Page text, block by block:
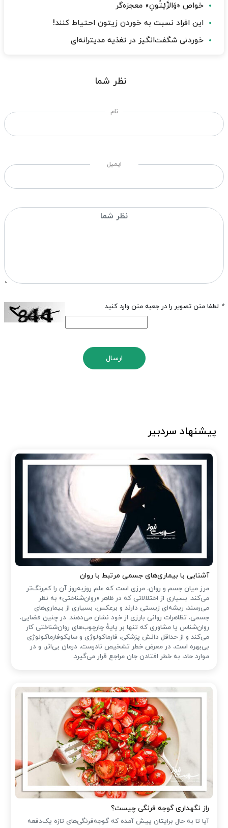
خواص «وَالزَّیْتُونِ» معجزه‌گر
این افراد نسبت به خوردن زیتون احتیاط کنند!
خوردنی شگفت‌انگیز در تغذیه مدیترانه‌ای
نظر شما
نام
ایمیل
* لطفا متن تصویر را در جعبه متن وارد کنید
ارسال
پیشنهاد سردبیر
آشنایی با بیماری‌های جسمی مرتبط با روان
مرز میان جسم و روان، مرزی است که علم روزبه‌روز آن را کم‌رنگ‌تر
می‌کند. بسیاری از اختلالاتی که در ظاهر «روان‌شناختی» به نظر
می‌رسند، ریشه‌ای زیستی دارند و برعکس، بسیاری از بیماری‌های
جسمی، تظاهرات روانی بارزی از خود نشان می‌دهند. در چنین فضایی،
روان‌شناس یا مشاوری که تنها بر پایهٔ چارچوب‌های روان‌شناختی کار
می‌کند و از حداقل دانش پزشکی، فارماکولوژی و سایکوفارماکولوژی
بی‌بهره است، در معرض خطر تشخیص نادرست، درمان بی‌اثر، و در
موارد حاد، به خطر افتادن جان مراجع قرار می‌گیرد.
راز نگهداری گوجه فرنگی چیست؟
آیا تا به حال برایتان پیش آمده که گوجه‌فرنگی‌های تازه یک‌دفعه